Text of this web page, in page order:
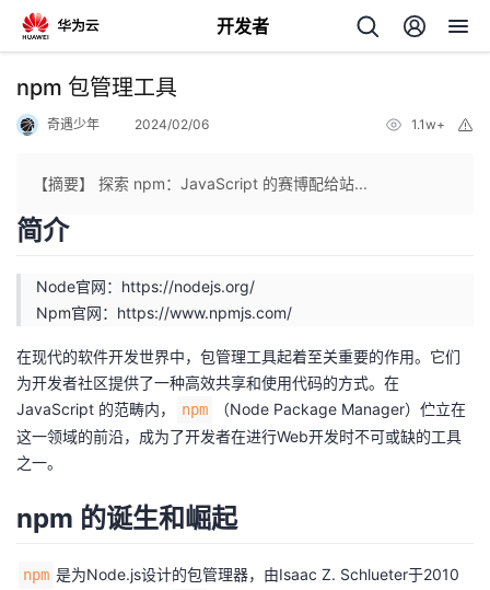
开发者
返
人
主
页
我
的
开
发
者
我
npm 包管理工具
奇遇少年 2024/02/06 1.1w+
【摘要】 探索 npm：JavaScript 的赛博配给站...
简介
Node官网： https://nodejs.org/
Npm官网： https://www.npmjs.com/
在现代的软件开发世界中，包管理工具起着至关重要的作用。它们
为开发者社区提供了一种高效共享和使用代码的方式。在
JavaScript 的范畴内，
npm
（Node Package Manager）伫立在
这一领域的前沿，成为了开发者在进行Web开发时不可或缺的工具
之一。
npm 的诞生和崛起
npm 是为Node.js设计的包管理器，由Isaac Z. Schlueter于2010